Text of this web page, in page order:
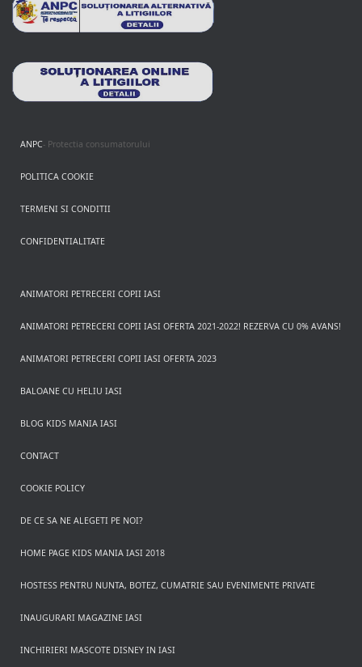
ANPC- Protectia consumatorului
POLITICA COOKIE
TERMENI SI CONDITII
CONFIDENTIALITATE
ANIMATORI PETRECERI COPII IASI
ANIMATORI PETRECERI COPII IASI OFERTA 2021-2022! REZERVA CU 0% AVANS!
ANIMATORI PETRECERI COPII IASI OFERTA 2023
BALOANE CU HELIU IASI
BLOG KIDS MANIA IASI
CONTACT
COOKIE POLICY
DE CE SA NE ALEGETI PE NOI?
HOME PAGE KIDS MANIA IASI 2018
HOSTESS PENTRU NUNTA, BOTEZ, CUMATRIE SAU EVENIMENTE PRIVATE
INAUGURARI MAGAZINE IASI
INCHIRIERI MASCOTE DISNEY IN IASI